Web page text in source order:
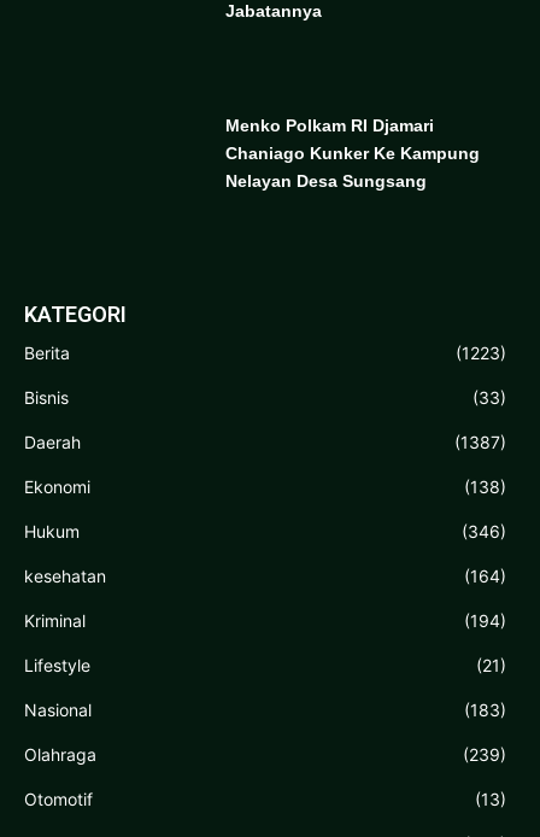
Jabatannya
Menko Polkam RI Djamari
Chaniago Kunker Ke Kampung
Nelayan Desa Sungsang
KATEGORI
Berita (1223)
Bisnis (33)
Daerah (1387)
Ekonomi (138)
Hukum (346)
kesehatan (164)
Kriminal (194)
Lifestyle (21)
Nasional (183)
Olahraga (239)
Otomotif (13)